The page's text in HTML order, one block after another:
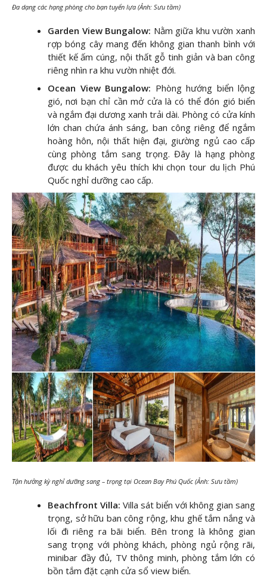
Đa dạng các hạng phòng cho bạn tuyển lựa (Ảnh: Sưu tầm)
Garden View Bungalow: Nằm giữa khu vườn xanh
rợp bóng cây mang đến không gian thanh bình với
thiết kế ấm cúng, nội thất gỗ tinh giản và ban công
riêng nhìn ra khu vườn nhiệt đới.
Ocean View Bungalow: Phòng hướng biển lộng
gió, nơi bạn chỉ cần mở cửa là có thể đón gió biển
và ngắm đại dương xanh trải dài. Phòng có cửa kính
lớn chan chứa ánh sáng, ban công riêng để ngắm
hoàng hôn, nội thất hiện đại, giường ngủ cao cấp
cùng phòng tắm sang trọng. Đây là hạng phòng
được du khách yêu thích khi chọn tour du lịch Phú
Quốc nghỉ dưỡng cao cấp.
Tận hưởng kỳ nghỉ dưỡng sang – trọng tại Ocean Bay Phú Quốc (Ảnh: Sưu tầm)
Beachfront Villa: Villa sát biển với không gian sang
trọng, sở hữu ban công rộng, khu ghế tắm nắng và
lối đi riêng ra bãi biển. Bên trong là không gian
sang trọng với phòng khách, phòng ngủ rộng rãi,
minibar đầy đủ, TV thông minh, phòng tắm lớn có
bồn tắm đặt cạnh cửa sổ view biển.